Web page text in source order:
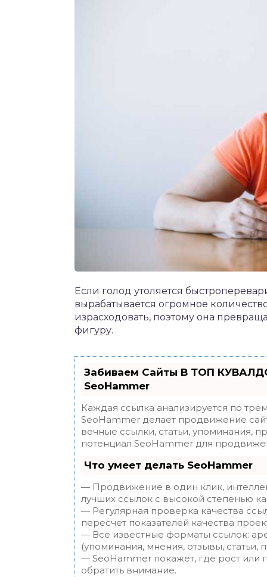
Если голод утоляется
вырабатывается огромное
израсходовать, поэтому она
фигуру.
Забиваем Сайты В ТОП
SeoHammer
Каждая ссылка анализируется по
SeoHammer делает продвижение
вечные ссылки, статьи, упоминания,
потенциал SeoHammer для
Что умеет делать SeoHammer
— Продвижение в один клик,
лучших ссылок с высокой степенью
— Регулярная проверка качества
пересчет показателей качества
— Все известные форматы ссылок:
(упоминания, мнения, отзывы, статьи,
— SeoHammer покажет, где рост или
обратить внимание.